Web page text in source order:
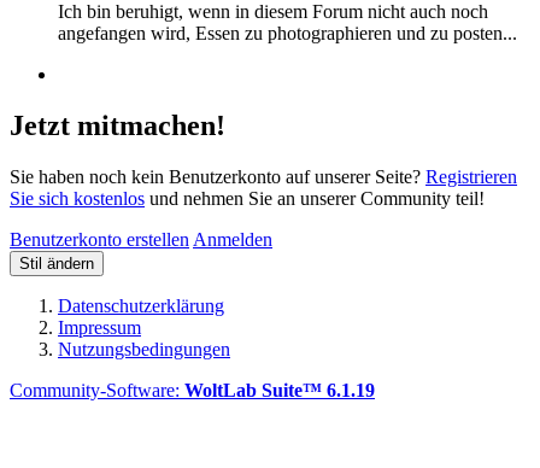
Ich bin beruhigt, wenn in diesem Forum nicht auch noch
angefangen wird, Essen zu photographieren und zu posten...
Jetzt mitmachen!
Sie haben noch kein Benutzerkonto auf unserer Seite? Registrieren
Sie sich kostenlos und nehmen Sie an unserer Community teil!
Benutzerkonto erstellen Anmelden
Stil ändern
Datenschutzerklärung
Impressum
Nutzungsbedingungen
Community-Software: WoltLab Suite™ 6.1.19